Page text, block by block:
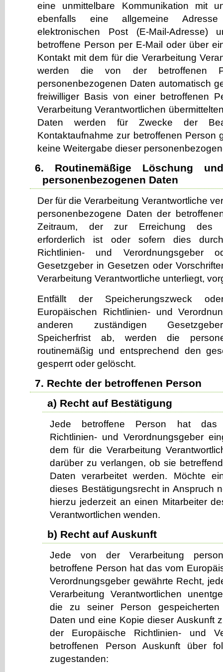
eine unmittelbare Kommunikation mit
ebenfalls eine allgemeine
elektronischen Post (E-Mail-Adresse)
betroffene Person per E-Mail oder über
Kontakt mit dem für die Verarbeitung
werden die von der betroffenen
personenbezogenen Daten automatisch
freiwilliger Basis von einer betroffenen
Verarbeitung Verantwortlichen
Daten werden für Zwecke der
Kontaktaufnahme zur betroffenen Person
keine Weitergabe dieser
6. Routinemäßige Löschung
personenbezogenen Daten
Der für die Verarbeitung Verantwortliche
personenbezogene Daten der
Zeitraum, der zur Erreichung des
erforderlich ist oder sofern dies
Richtlinien- und Verordnungsgeber
Gesetzgeber in Gesetzen oder
Verarbeitung Verantwortliche unterliegt,
Entfällt der Speicherungszweck
Europäischen Richtlinien- und
anderen zuständigen
Speicherfrist ab, werden die
routinemäßig und entsprechend den
gesperrt oder gelöscht.
7. Rechte der betroffenen Person
a) Recht auf Bestätigung
Jede betroffene Person hat das
Richtlinien- und Verordnungsgeber
dem für die Verarbeitung
darüber zu verlangen, ob sie
Daten verarbeitet werden. Möchte
dieses Bestätigungsrecht in Anspruch
hierzu jederzeit an einen Mitarbeiter
Verantwortlichen wenden.
b) Recht auf Auskunft
Jede von der Verarbeitung
betroffene Person hat das vom
Verordnungsgeber gewährte Recht,
Verarbeitung Verantwortlichen
die zu seiner Person gespeicherten
Daten und eine Kopie dieser Auskunft
der Europäische Richtlinien- und
betroffenen Person Auskunft über
zugestanden: